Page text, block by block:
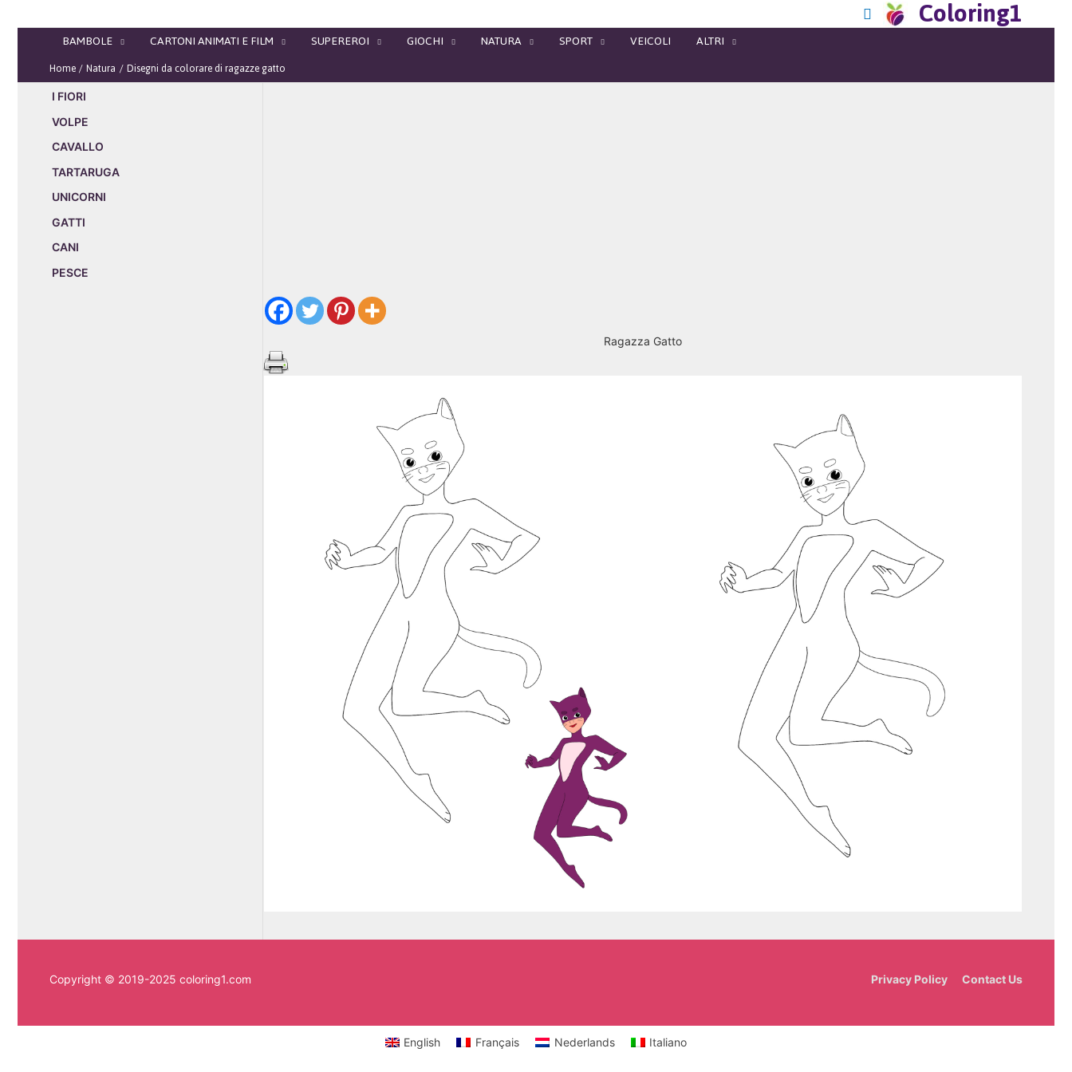
Coloring1
BAMBOLE CARTONI ANIMATI E FILM SUPEREROI GIOCHI NATURA SPORT VEICOLI ALTRI
Home Natura Disegni da colorare di ragazze gatto
I FIORI
VOLPE
CAVALLO
TARTARUGA
UNICORNI
GATTI
CANI
PESCE
Ragazza Gatto
Copyright © 2019-2025 coloring1.com Privacy Policy Contact Us
English Français Nederlands Italiano